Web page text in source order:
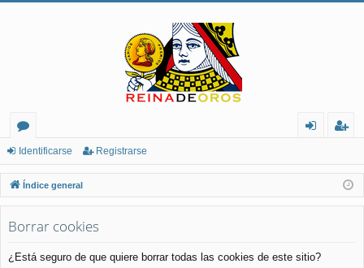
or
os
nt
ifi
rs
ist
ra
Identificarse Registrarse
Índice general
Borrar cookies
¿Está seguro de que quiere borrar todas las cookies de este sitio?